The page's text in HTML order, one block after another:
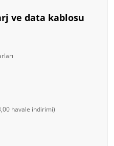
ve data kablosu
havale indirimi)